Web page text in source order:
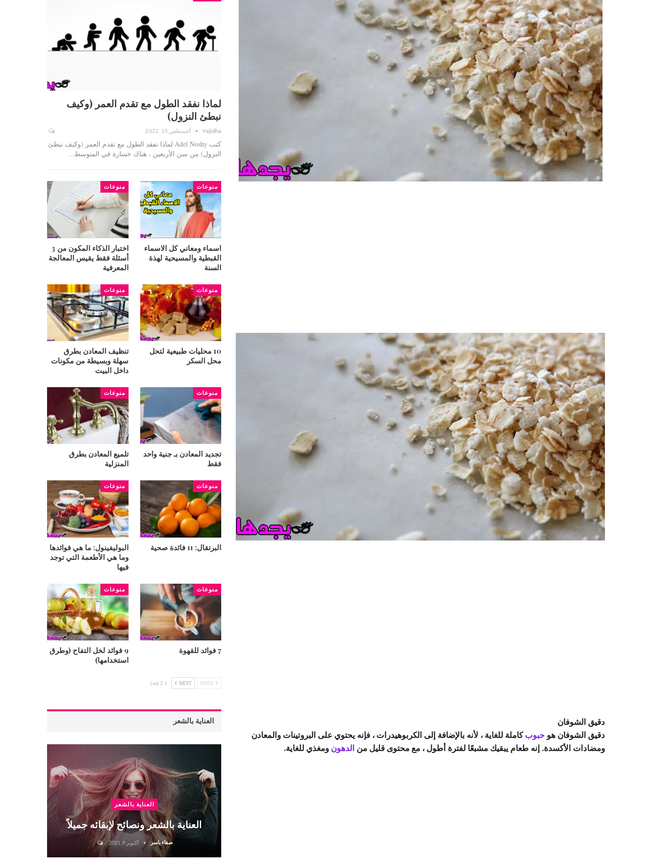
دقيق الشوفان
دقيق الشوفان هو حبوبكاملة للغاية ، لأنه بالإضافة إلى الكربوهيدرات ، فإنه يحتوي على البروتينات والمعادن
ومضادات الأكسدة. إنه طعام يبقيك مشبعًا لفترة أطول ، مع محتوى قليل من الدهون ومغذي للغاية.
لماذا نفقد الطول مع تقدم العمر (وكيف
نبطئ النزول)
Yajidha أغسطس 15, 2022
كتب Adel Noshy لماذا نفقد الطول مع تقدم العمر (وكيف نبطئ
النزول) من سن الأربعين ، هناك خسارة في المتوسط…
منوعات
اسماء ومعاني كل الاسماء
القبطية والمسيحية لهذة
السنة
منوعات
اختبار الذكاء المكون من 3
أسئلة فقط يقيس المعالجة
المعرفية
منوعات
10 محليات طبيعية لتحل
محل السكر
منوعات
تنظيف المعادن بطرق
سهلة وبسيطة من مكونات
داخل البيت
منوعات
تجديد المعادن بـ جنية واحد
فقط
منوعات
تلميع المعادن بطرق
المنزلية
منوعات
البرتقال: 11 فائدة صحية
منوعات
البوليفينول: ما هي فوائدها
وما هي الأطعمة التي توجد
فيها
منوعات
7 فوائد للقهوة
منوعات
9 فوائد لخل التفاح (وطرق
استخدامها)
NEXT
1 od 2 |
العناية بالشعر
العناية بالشعر
العناية بالشعر ونصائح لإبقائه جميلاً
صفاء ياسر أكتوبر 9, 2021